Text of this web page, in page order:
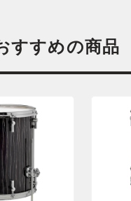
すすめの商品